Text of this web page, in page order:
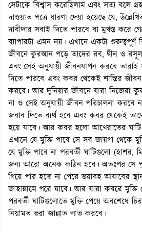
সেটাকে বিশ্বাস করেছিলাম এবং সত্য বলে
দাওয়াত পত্রে ধারণা দেয়া হয়েছে যে,
দাবীদার সবাই দিতে পারবে বা মুখস্ত করে
ব্যাপারটা এমন নয়। এখানে একটা গুরুত্বপূর্ণ
জীবনে কুরআন পড়ে তাদের রব, দ্বীন ও রসূল
এবং সেই অনুযায়ী জীবনযাপন করবে তারাই
দিতে পারবে এবং কবর থেকেই শান্তির
করবে। আর দুনিয়ার জীবনে যারা নিজেরা
না ও সেই অনুযায়ী জীবন পরিচালনা করবে
জবাব দিতে ব্যর্থ হবে এবং কবর থেকেই
হয়ে যাবে। আর কবর হলো আখেরাতের ঘাটি
এখানে যে মুক্তি পাবে সে সব জায়গা থেকে
যে মুক্তি পাবে না পরবর্তী ঘাটিগুলো (হাশর,
জন্য আরো অনেক কঠিন হবে। অতঃপর সে
গিয়ে পার হতে না পেরে ভয়াবহ আযাবের
জাহান্নামে পরে যাবে। আর যারা কবরে মুক্তি
পরবর্তী ঘাটিগুলোতে মুক্তি পেয়ে অবশেষে
নিয়ামত ভরা জান্নাত লাভ করবে।